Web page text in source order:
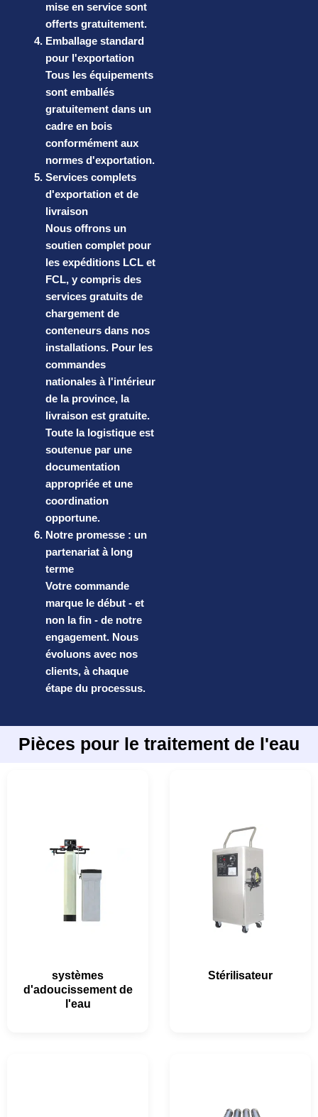
mise en service sont
offerts gratuitement.
Emballage standard
pour l'exportation
Tous les équipements
sont emballés
gratuitement dans un
cadre en bois
conformément aux
normes d'exportation.
Services complets
d'exportation et de
livraison
Nous offrons un
soutien complet pour
les expéditions LCL et
FCL, y compris des
services gratuits de
chargement de
conteneurs dans nos
installations. Pour les
commandes
nationales à l'intérieur
de la province, la
livraison est gratuite.
Toute la logistique est
soutenue par une
documentation
appropriée et une
coordination
opportune.
Notre promesse : un
partenariat à long
terme
Votre commande
marque le début - et
non la fin - de notre
engagement. Nous
évoluons avec nos
clients, à chaque
étape du processus.
Pièces pour le traitement de l'eau
systèmes
d'adoucissement de
l'eau
Stérilisateur